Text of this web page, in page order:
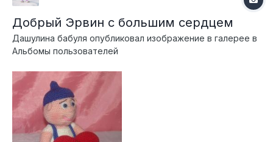
Добрый Эрвин с большим сердцем
Дашулина бабуля опубликовал изображение в галерее в
Альбомы пользователей